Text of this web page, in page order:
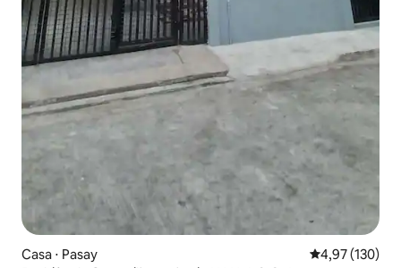
Casa ⋅ Pasay 4,97 de uma
4,97 (130)